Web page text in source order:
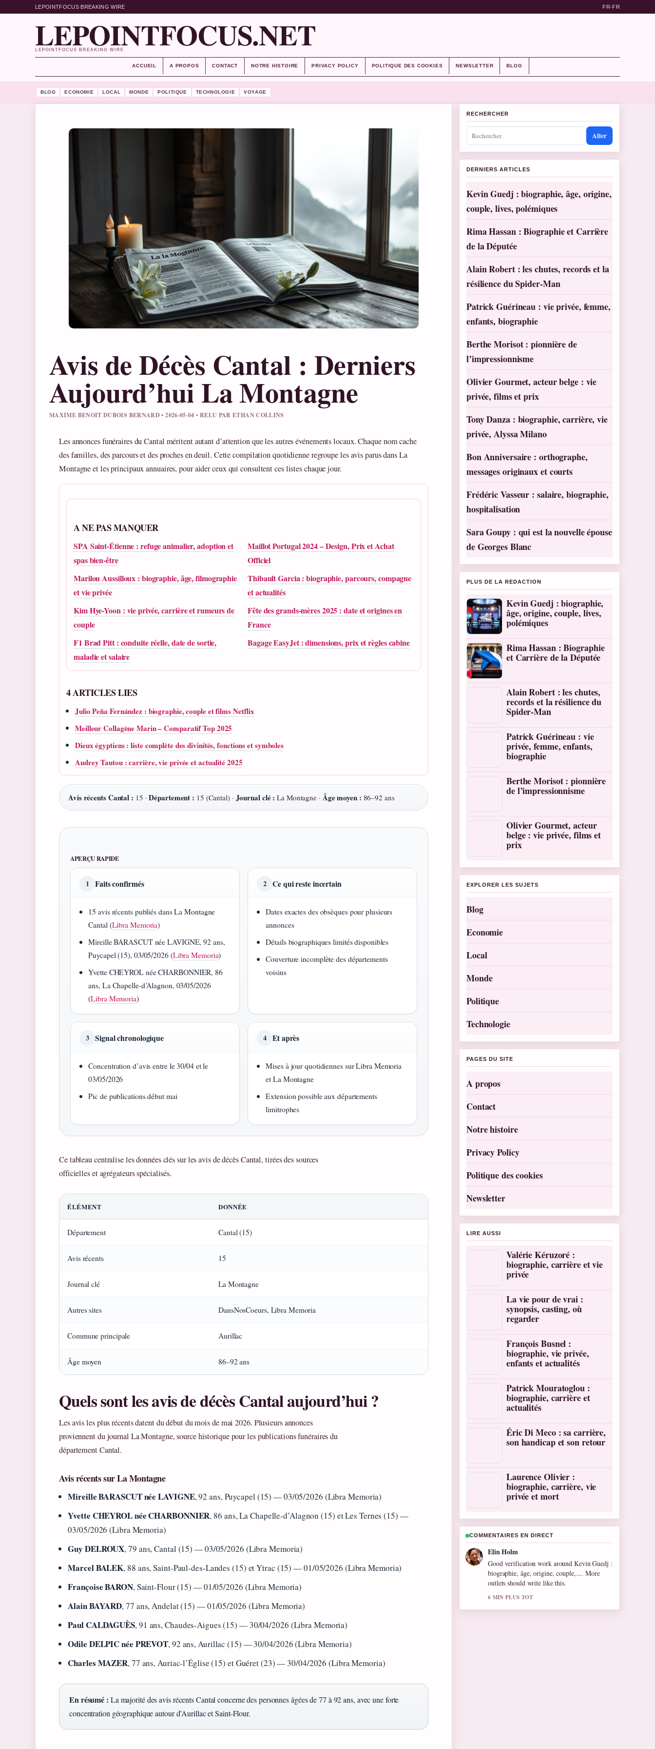
LEPOINTFOCUS BREAKING WIRE FR-FR
LEPOINTFOCUS.NET
LEPOINTFOCUS BREAKING WIRE
ACCUEIL A PROPOS CONTACT NOTRE HISTOIRE PRIVACY POLICY POLITIQUE DES COOKIES NEWSLETTER BLOG
BLOG ECONOMIE LOCAL MONDE POLITIQUE TECHNOLOGIE VOYAGE
Avis de Décès Cantal : Derniers
Aujourd’hui La Montagne
MAXIME BENOIT DUBOIS BERNARD • 2026-05-04 • RELU PAR ETHAN COLLINS
Les annonces funéraires du Cantal méritent autant d’attention que les autres événements locaux. Chaque nom cache
des familles, des parcours et des proches en deuil. Cette compilation quotidienne regroupe les avis parus dans La
Montagne et les principaux annuaires, pour aider ceux qui consultent ces listes chaque jour.
A NE PAS MANQUER
SPA Saint-Étienne : refuge animalier, adoption et
spas bien-être
Maillot Portugal 2024 – Design, Prix et Achat
Officiel
Marilou Aussilloux : biographie, âge, filmographie
et vie privée
Thibault Garcia : biographie, parcours, compagne
et actualités
Kim Hye-Yoon : vie privée, carrière et rumeurs de
couple
Fête des grands-mères 2025 : date et origines en
France
F1 Brad Pitt : conduite réelle, date de sortie,
maladie et salaire
Bagage EasyJet : dimensions, prix et règles cabine
4 ARTICLES LIES
Julio Peña Fernández : biographie, couple et films Netflix
Meilleur Collagène Marin – Comparatif Top 2025
Dieux égyptiens : liste complète des divinités, fonctions et symboles
Audrey Tautou : carrière, vie privée et actualité 2025
Avis récents Cantal : 15 ·Département : 15 (Cantal) · Journal clé : La Montagne · Âge moyen : 86–92 ans
APERÇU RAPIDE
1 Faits confirmés
15 avis récents publiés dans La Montagne
Cantal (Libra Memoria)
Mireille BARASCUT née LAVIGNE, 92 ans,
Puycapel (15), 03/05/2026 (Libra Memoria)
Yvette CHEYROL née CHARBONNIER, 86
ans, La Chapelle-d’Alagnon, 03/05/2026
(Libra Memoria)
2 Ce qui reste incertain
Dates exactes des obsèques pour plusieurs
annonces
Détails biographiques limités disponibles
Couverture incomplète des départements
voisins
3 Signal chronologique
Concentration d’avis entre le 30/04 et le
03/05/2026
Pic de publications début mai
4 Et après
Mises à jour quotidiennes sur Libra Memoria
et La Montagne
Extension possible aux départements
limitrophes
Ce tableau centralise les données clés sur les avis de décès Cantal, tirées des sources
officielles et agrégateurs spécialisés.
ÉLÉMENT DONNÉE
Département Cantal (15)
Avis récents 15
Journal clé La Montagne
Autres sites DansNosCoeurs, Libra Memoria
Commune principale Aurillac
Âge moyen 86–92 ans
Quels sont les avis de décès Cantal aujourd’hui ?
Les avis les plus récents datent du début du mois de mai 2026. Plusieurs annonces
proviennent du journal La Montagne, source historique pour les publications funéraires du
département Cantal.
Avis récents sur La Montagne
Mireille BARASCUT née LAVIGNE, 92 ans, Puycapel (15) — 03/05/2026 (Libra Memoria)
Yvette CHEYROL née CHARBONNIER, 86 ans, La Chapelle-d’Alagnon (15) et Les Ternes (15) —
03/05/2026 (Libra Memoria)
Guy DELROUX, 79 ans, Cantal (15) — 03/05/2026 (Libra Memoria)
Marcel BALEK, 88 ans, Saint-Paul-des-Landes (15) et Ytrac (15) — 01/05/2026 (Libra Memoria)
Françoise BARON, Saint-Flour (15) — 01/05/2026 (Libra Memoria)
Alain BAYARD, 77 ans, Andelat (15) — 01/05/2026 (Libra Memoria)
Paul CALDAGUÈS, 91 ans, Chaudes-Aigues (15) — 30/04/2026 (Libra Memoria)
Odile DELPIC née PREVOT, 92 ans, Aurillac (15) — 30/04/2026 (Libra Memoria)
Charles MAZER, 77 ans, Auriac-l’Église (15) et Guéret (23) — 30/04/2026 (Libra Memoria)
En résumé : La majorité des avis récents Cantal concerne des personnes âgées de 77 à 92 ans, avec une forte
concentration géographique autour d’Aurillac et Saint-Flour.
RECHERCHER
Aller
DERNIERS ARTICLES
Kevin Guedj : biographie, âge, origine,
couple, lives, polémiques
Rima Hassan : Biographie et Carrière
de la Députée
Alain Robert : les chutes, records et la
résilience du Spider-Man
Patrick Guérineau : vie privée, femme,
enfants, biographie
Berthe Morisot : pionnière de
l’impressionnisme
Olivier Gourmet, acteur belge : vie
privée, films et prix
Tony Danza : biographie, carrière, vie
privée, Alyssa Milano
Bon Anniversaire : orthographe,
messages originaux et courts
Frédéric Vasseur : salaire, biographie,
hospitalisation
Sara Goupy : qui est la nouvelle épouse
de Georges Blanc
PLUS DE LA REDACTION
Kevin Guedj : biographie,
âge, origine, couple, lives,
polémiques
Rima Hassan : Biographie
et Carrière de la Députée
Alain Robert : les chutes,
records et la résilience du
Spider-Man
Patrick Guérineau : vie
privée, femme, enfants,
biographie
Berthe Morisot : pionnière
de l’impressionnisme
Olivier Gourmet, acteur
belge : vie privée, films et
prix
EXPLORER LES SUJETS
Blog
Economie
Local
Monde
Politique
Technologie
PAGES DU SITE
A propos
Contact
Notre histoire
Privacy Policy
Politique des cookies
Newsletter
LIRE AUSSI
Valérie Kéruzoré :
biographie, carrière et vie
privée
La vie pour de vrai :
synopsis, casting, où
regarder
François Busnel :
biographie, vie privée,
enfants et actualités
Patrick Mouratoglou :
biographie, carrière et
actualités
Éric Di Meco : sa carrière,
son handicap et son retour
Laurence Olivier :
biographie, carrière, vie
privée et mort
COMMENTAIRES EN DIRECT
Adrian Wells
Strong breakdown on Rima Hassan :
Biographie et Carrière de.... This is the
clearest summary I have seen today.
8 MIN PLUS TOT